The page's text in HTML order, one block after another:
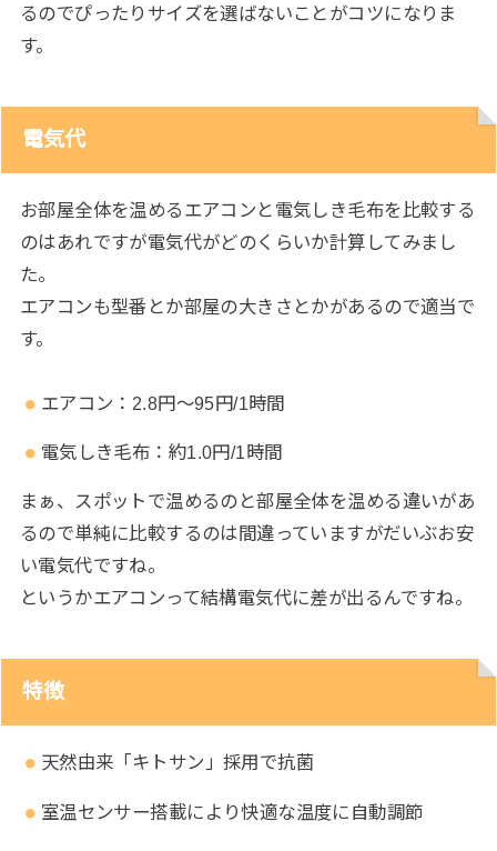
るのでぴったりサイズを選ばないことがコツになりま
す。
電気代
お部屋全体を温めるエアコンと電気しき毛布を比較する
のはあれですが電気代がどのくらいか計算してみまし
た。
エアコンも型番とか部屋の大きさとかがあるので適当で
す。
エアコン：2.8円〜95円/1時間
電気しき毛布：約1.0円/1時間
まぁ、スポットで温めるのと部屋全体を温める違いがあ
るので単純に比較するのは間違っていますがだいぶお安
い電気代ですね。
というかエアコンって結構電気代に差が出るんですね。
特徴
天然由来「キトサン」採用で抗菌
室温センサー搭載により快適な温度に自動調節